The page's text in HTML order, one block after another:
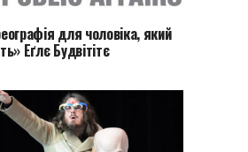
для чоловіка, який
Еґлє Будвітітє